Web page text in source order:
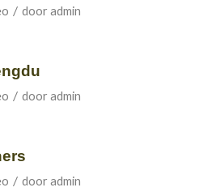
/ door admin
/ door admin
/ door admin